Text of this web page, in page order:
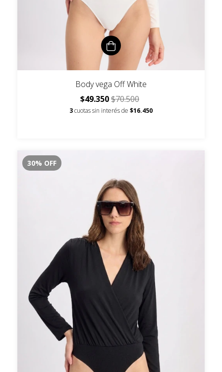
Body vega Off White
$49.350$70.500
3cuotas sin interés de $16.450
30% OFF